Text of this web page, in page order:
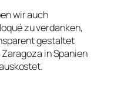
wir auch
zu verdanken,
gestaltet
in Spanien